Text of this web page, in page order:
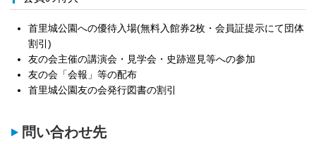
首里城公園への優待入場(無料入館券2枚・会員証提示にて団体
割引)
友の会主催の講演会・見学会・史跡巡見等への参加
友の会「会報」等の配布
首里城公園友の会発行図書の割引
問い合わせ先